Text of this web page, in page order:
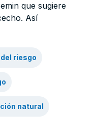
que sugiere
Así
riesgo
natural